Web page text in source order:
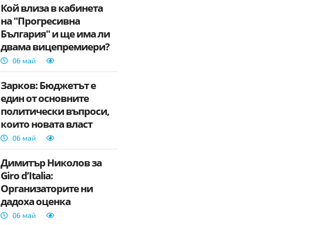
Кой влиза в кабинета
на "Прогресивна
България" и ще има ли
двама вицепремиери?
06 май
Зарков: Бюджетът е
един от основните
политически въпроси,
които новата власт
трябва да реши
06 май
Димитър Николов за
Giro d’Italia:
Организаторите ни
дадоха оценка
„перфето“
06 май